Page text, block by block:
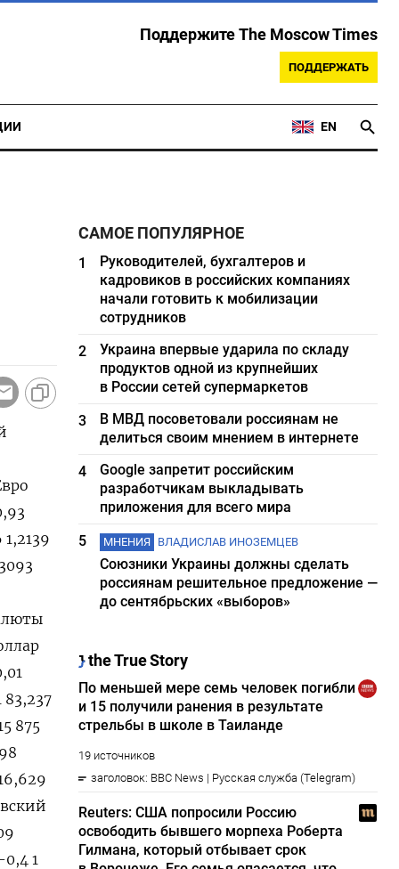
Поддержите The Moscow Times
ПОДДЕРЖАТЬ
EN
1,2139
83,237
875
0,4 1
САМОЕ ПОПУЛЯРНОЕ
1
Руководителей, бухгалтеров и
кадровиков в российских компаниях
начали готовить к мобилизации
сотрудников
2
Украина впервые ударила по складу
продуктов одной из крупнейших
в России сетей супермаркетов
3
В МВД посоветовали россиянам не
делиться своим мнением в интернете
4
Google запретит российским
разработчикам выкладывать
приложения для всего мира
5
МНЕНИЯ ВЛАДИСЛАВ ИНОЗЕМЦЕВ
Союзники Украины должны сделать
россиянам решительное предложение —
до сентябрьских «выборов»